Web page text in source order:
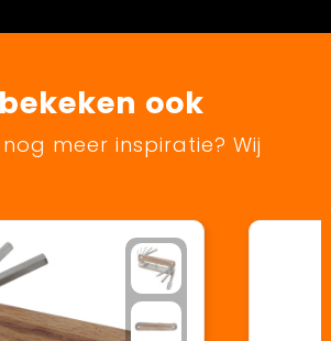
ook
meer inspiratie? Wij